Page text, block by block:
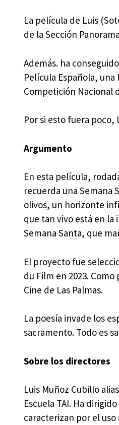
La película de Luis
de la Sección
Además. ha
Película Española, una
Competición Nacional
Por si esto fuera poco,
Argumento
En esta película,
recuerda una Semana
olivos, un horizonte
que tan vivo está en la
Semana Santa, que
El proyecto fue
du Film en 2023.
Cine de Las Palmas.
La poesía invade los
sacramento. Todo es
Sobre los directores
Luis Muñoz Cubillo
Escuela TAI. Ha
caracterizan por el